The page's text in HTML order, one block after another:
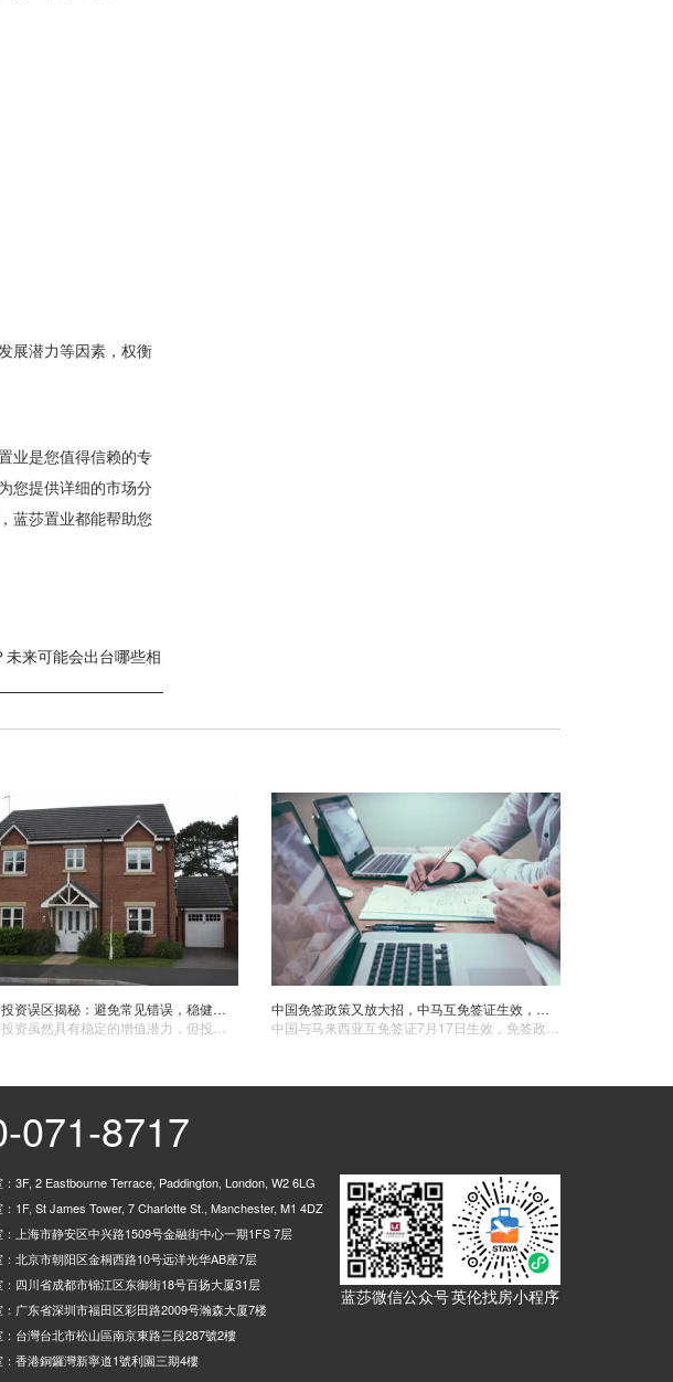
展潜力等因素，权衡
业是您值得信赖的专
您提供详细的市场分
蓝莎置业都能帮助您
来可能会出台哪些相
英国房产投资误区揭秘：避免常见错误，稳健增值
中国免签政策又放大招，中马互免签证生效，英国 “眼红” 想加入？中英两国往来将加速？
071-8717
3F, 2 Eastbourne Terrace, Paddington, London, W2 6LG
1F, St James Tower, 7 Charlotte St., Manchester, M1 4DZ
上海市静安区中兴路1509号金融街中心一期1FS 7层
北京市朝阳区金桐西路10号远洋光华AB座7层
：四川省成都市锦江区东御街18号百扬大厦31层
广东省深圳市福田区彩田路2009号瀚森大厦7楼
：台灣台北市松山區南京東路三段287號2樓
香港銅鑼灣新寧道1號利園三期4樓
蓝莎微信公众号英伦找房小程序